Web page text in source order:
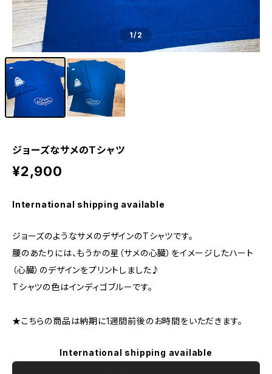
1/2
ジョーズなサメのTシャツ
¥2,900
International shipping available
ジョーズのようなサメのデザインのTシャツです。
腰のあたりには、もうかの星（サメの心臓）をイメージしたハート
（心臓）のデザインをプリントしました♪
Tシャツの色はインディゴブルーです。
★こちらの商品は納期に1週間前後のお時間をいただきます。
International shipping available